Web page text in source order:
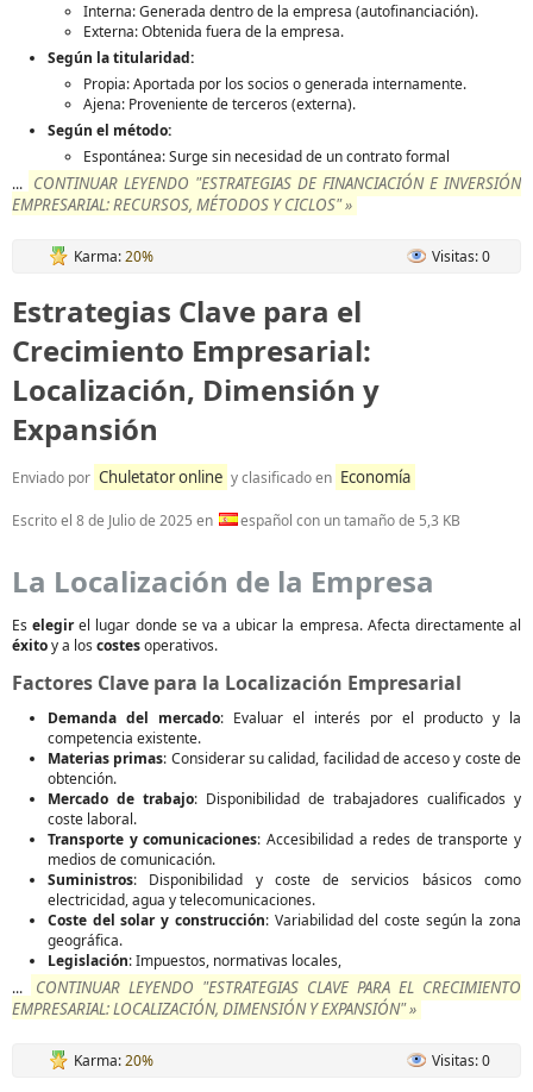
Interna: Generada dentro de la empresa (autofinanciación).
Externa: Obtenida fuera de la empresa.
Según la titularidad:
Propia: Aportada por los socios o generada internamente.
Ajena: Proveniente de terceros (externa).
Según el método:
Espontánea: Surge sin necesidad de un contrato formal
... CONTINUAR LEYENDO "ESTRATEGIAS DE FINANCIACIÓN E INVERSIÓN
EMPRESARIAL: RECURSOS, MÉTODOS Y CICLOS" »
Karma:20% Visitas: 0
Estrategias Clave para el
Crecimiento Empresarial:
Localización, Dimensión y
Expansión
Enviado por Chuletator online y clasificado en Economía
Escrito el 8 de Julio de 2025 en español con un tamaño de 5,3 KB
La Localización de la Empresa
Eselegirel lugar donde se va a ubicar la empresa. Afecta directamente al
éxitoy a los costesoperativos.
Factores Clave para la Localización Empresarial
Demanda del mercado: Evaluar el interés por el producto y la
competencia existente.
Materias primas: Considerar su calidad, facilidad de acceso y coste de
obtención.
Mercado de trabajo: Disponibilidad de trabajadores cualificados y
coste laboral.
Transporte y comunicaciones: Accesibilidad a redes de transporte y
medios de comunicación.
Suministros: Disponibilidad y coste de servicios básicos como
electricidad, agua y telecomunicaciones.
Coste del solar y construcción: Variabilidad del coste según la zona
geográfica.
Legislación: Impuestos, normativas locales,
...
CONTINUAR LEYENDO "ESTRATEGIAS CLAVE PARA EL CRECIMIENTO
EMPRESARIAL: LOCALIZACIÓN, DIMENSIÓN Y EXPANSIÓN" »
Karma:20% Visitas: 0